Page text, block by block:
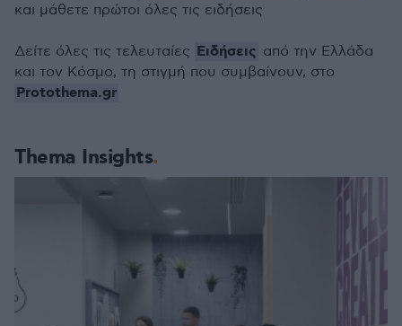
Thema Insights
και μάθετε πρώτοι όλες τις ειδήσεις
Δείτε όλες τις τελευταίες Ειδήσεις από την Ελλάδα
και τον Κόσμο, τη στιγμή που συμβαίνουν, στο
Protothema.gr